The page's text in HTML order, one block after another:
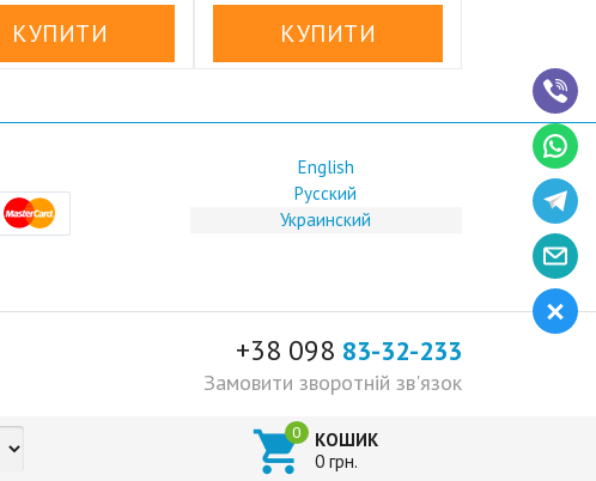
English
Русский
Украинский
+38 098 83-32-233
Замовити зворотній зв'язок
 КОШИК
0 грн.